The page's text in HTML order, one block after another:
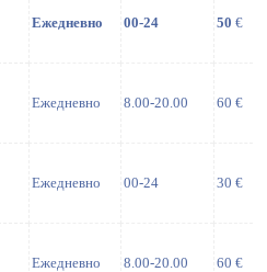
Ежедневно 00-24 50 €
Ежедневно 8.00-20.00 60 €
Ежедневно 00-24 30 €
Ежедневно 8.00-20.00 60 €